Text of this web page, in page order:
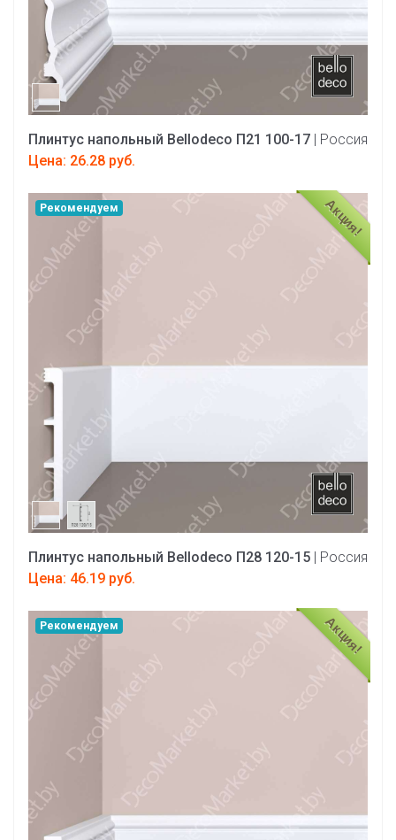
Плинтус напольный Bellodeco П21 100-17
| Россия
Цена: 26.28 руб.
Акция!
Рекомендуем
Плинтус напольный Bellodeco П28 120-15
| Россия
Цена: 46.19 руб.
Акция!
Рекомендуем